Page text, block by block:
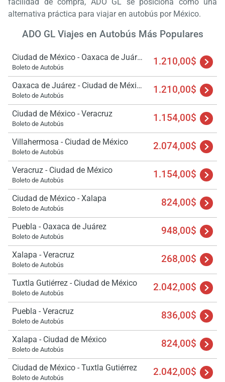
alternativa práctica para viajar en autobús por México.
ADO GL Viajes en Autobús Más Populares
Ciudad de México - Oaxaca de Juárez
Boleto de Autobús 1.210,00$
Oaxaca de Juárez - Ciudad de México
Boleto de Autobús 1.210,00$
Ciudad de México - Veracruz
Boleto de Autobús 1.154,00$
Villahermosa - Ciudad de México
Boleto de Autobús 2.074,00$
Veracruz - Ciudad de México
Boleto de Autobús 1.154,00$
Ciudad de México - Xalapa
Boleto de Autobús 824,00$
Puebla - Oaxaca de Juárez
Boleto de Autobús 948,00$
Xalapa - Veracruz
Boleto de Autobús 268,00$
Tuxtla Gutiérrez - Ciudad de México
Boleto de Autobús 2.042,00$
Puebla - Veracruz
Boleto de Autobús 836,00$
Xalapa - Ciudad de México
Boleto de Autobús 824,00$
Ciudad de México - Tuxtla Gutiérrez
Boleto de Autobús 2.042,00$